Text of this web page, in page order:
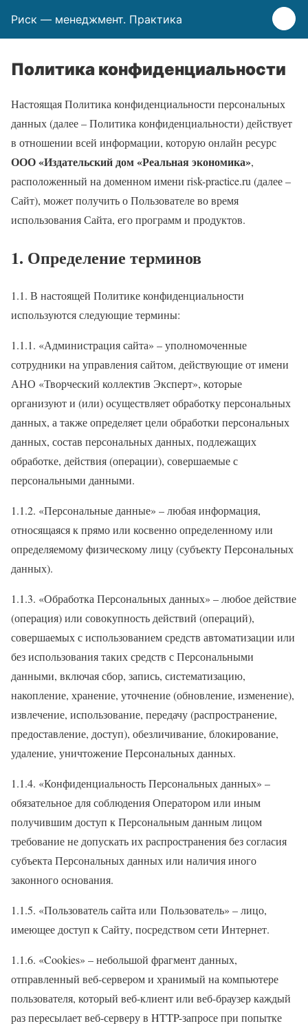
Риск — менеджмент. Практика
Политика конфиденциальности
Настоящая Политика конфиденциальности персональных
данных (далее – Политика конфиденциальности) действует
в отношении всей информации, которую онлайн ресурс
ООО «Издательский дом «Реальная экономика»,
расположенный на доменном имени risk-practice.ru (далее –
Сайт), может получить о Пользователе во время
использования Сайта, его программ и продуктов.
1. Определение терминов
1.1. В настоящей Политике конфиденциальности
используются следующие термины:
1.1.1. «Администрация сайта» – уполномоченные
сотрудники на управления сайтом, действующие от имени
АНО «Творческий коллектив Эксперт», которые
организуют и (или) осуществляет обработку персональных
данных, а также определяет цели обработки персональных
данных, состав персональных данных, подлежащих
обработке, действия (операции), совершаемые с
персональными данными.
1.1.2. «Персональные данные» – любая информация,
относящаяся к прямо или косвенно определенному или
определяемому физическому лицу (субъекту Персональных
данных).
1.1.3. «Обработка Персональных данных» – любое действие
(операция) или совокупность действий (операций),
совершаемых с использованием средств автоматизации или
без использования таких средств с Персональными
данными, включая сбор, запись, систематизацию,
накопление, хранение, уточнение (обновление, изменение),
извлечение, использование, передачу (распространение,
предоставление, доступ), обезличивание, блокирование,
удаление, уничтожение Персональных данных.
1.1.4. «Конфиденциальность Персональных данных» –
обязательное для соблюдения Оператором или иным
получившим доступ к Персональным данным лицом
требование не допускать их распространения без согласия
субъекта Персональных данных или наличия иного
законного основания.
1.1.5. «Пользователь сайта или Пользователь» – лицо,
имеющее доступ к Сайту, посредством сети Интернет.
1.1.6. «Cookies» – небольшой фрагмент данных,
отправленный веб-сервером и хранимый на компьютере
пользователя, который веб-клиент или веб-браузер каждый
раз пересылает веб-серверу в HTTP-запросе при попытке